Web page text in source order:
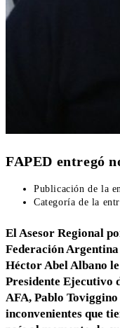
FAPED entregó
Publicación de la
Categoría de la
El Asesor Regional
Federación
Héctor Abel Albano
Presidente Ejecutivo
AFA, Pablo
inconvenientes que